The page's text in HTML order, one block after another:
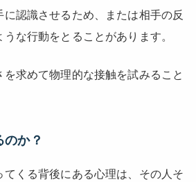
認識させるため、または相手の反
な行動をとることがあります。
を求めて物理的な接触を試みること
のか？
てくる背後にある心理は、その人そ